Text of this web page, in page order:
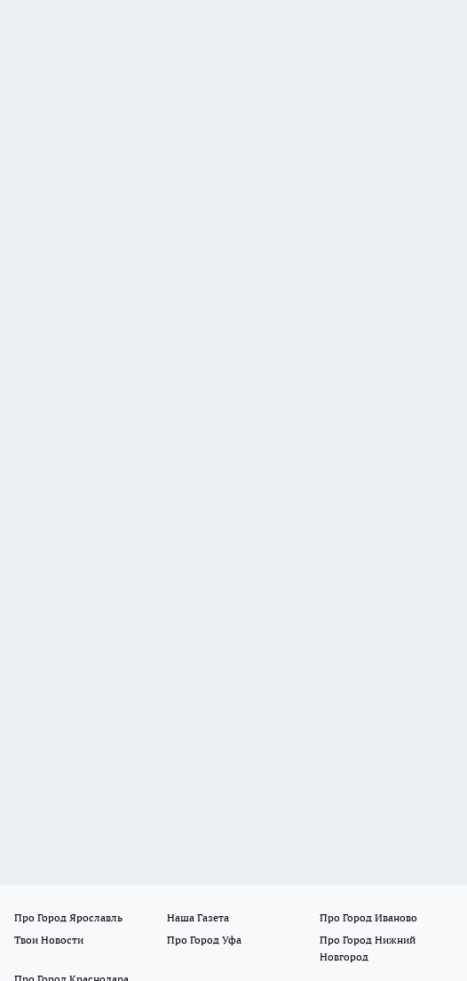
Про Город Ярославль Наша Газета
Про Город Иваново
Твои Новости Про Город Уфа
Про Город Нижний
Новгород